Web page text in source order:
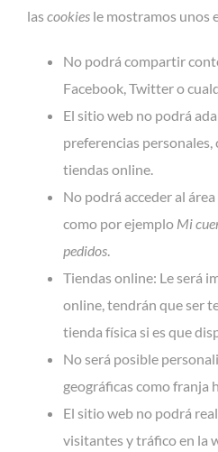
las cookies le mostramos unos
No podrá compartir
Facebook, Twitter o
El sitio web no podrá
preferencias
tiendas online.
No podrá acceder al
como por ejemplo Mi
pedidos.
Tiendas online: Le será
online, tendrán que ser
tienda física si es que
No será posible
geográficas como franja
El sitio web no podrá
visitantes y tráfico en la